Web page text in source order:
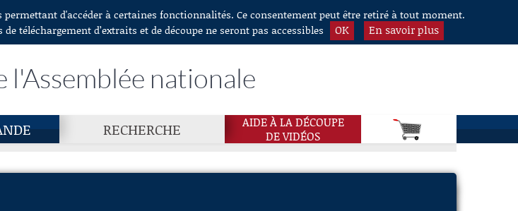
d'accéder à certaines fonctionnalités. Ce consentement peut être retiré à tout moment.
téléchargement d’extraits et de découpe ne seront pas accessibles
OK En savoir plus
l'Assemblée nationale
RECHERCHE
AIDE À LA DÉCOUPE
DE VIDÉOS